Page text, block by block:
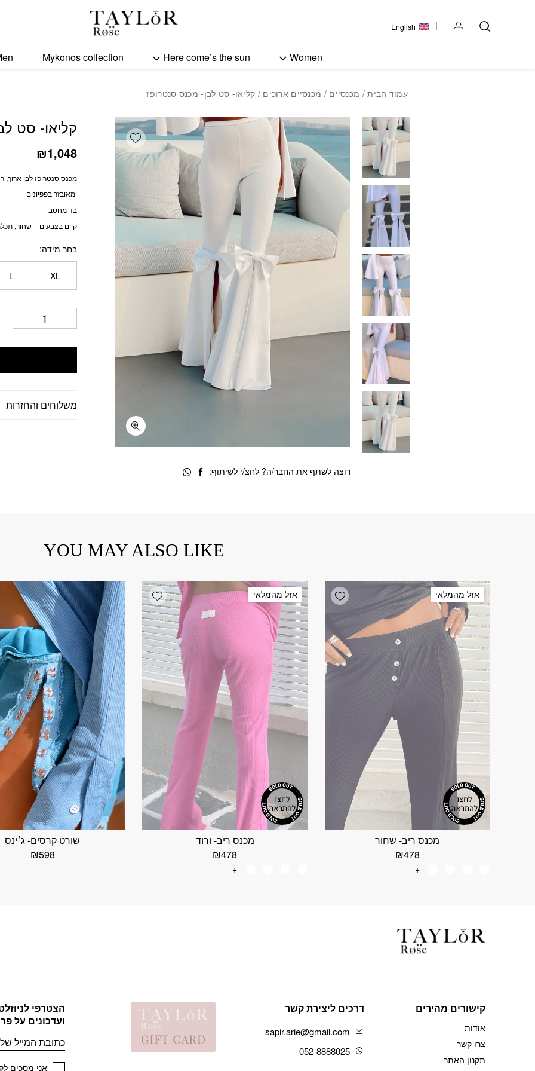
English
Women
Here come’s the sun
Mykonos collection
עמוד הבית/ מכנסיים / מכנסיים ארוכים / קליאו- סט לבן- מכנס סנטרופז
קליאו- סט
₪1,048
מכנס סנטרופז לבן ארוך,
מאובזר בפפיונים
בד מחטב
קיים בצבעים – שחור,
בחר מידה
XL
L
משלוחים והחזרות
Add wishlist
רוצה לשתף את החבר/ה? לחצ/י לשיתוף:
YOU MAY ALSO LIKE
Add wishlist אזל מהמלאי
מכנס ריב- שחור
₪478
+
Add wishlist אזל מהמלאי
מכנס ריב- ורוד
₪478
+
שורט קרסים- ג׳ינס
₪598
הצטרפי
ועדכונים על
אימייל
אני מסכים
דרכים ליצירת קשר
sapir.arie@gmail.com
052-8888025
קישורים מהירים
אודות
צרו קשר
תקנון האתר